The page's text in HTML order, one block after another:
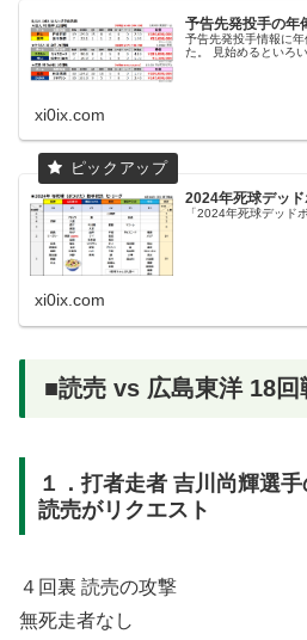
予告先発投手の年
予告先発投手情報に年
た。 見始めるといろ
xi0ix.com
2024年死球デッ
「2024年死球デッド
xi0ix.com
■読売 vs 広島東洋 18回
１．打者走者 吉川尚輝選
読売がリクエスト
４回裏 読売の攻撃
無死走者なし